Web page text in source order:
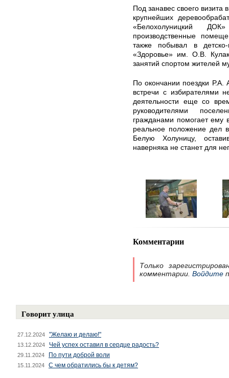
Под занавес своего
крупнейших
«Белохолуницкий
производственные
также побывал в
«Здоровье» им. О.В.
занятий спортом жителей
По окончании поездки Р.А.
встречи с избирателями
деятельности еще со
руководителями
гражданами помогает ему
реальное положение дел
Белую Холуницу,
наверняка не станет для
Комментарии
Только
комментарии. Войдите
Говорит улица
27.12.2024 "Желаю и делаю!"
13.12.2024 Чей успех оставил в сердце радость?
29.11.2024 По пути доброй воли
15.11.2024 С чем обратились бы к детям?